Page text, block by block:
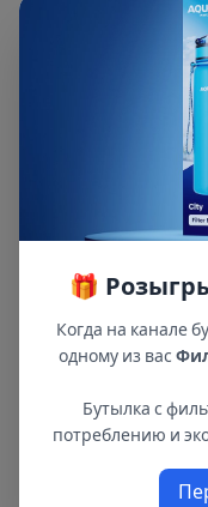
Для системы
В
🎁
Когда на канале
одному из вас
Бутылка с
потреблению и